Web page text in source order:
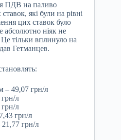
ПДВ на паливо
які були на рівні
цих ставок було
ніяк не
тільки вплинуло на
Гетманцев.
– 49,07 грн/л
л
л
грн/л
21,77 грн/л